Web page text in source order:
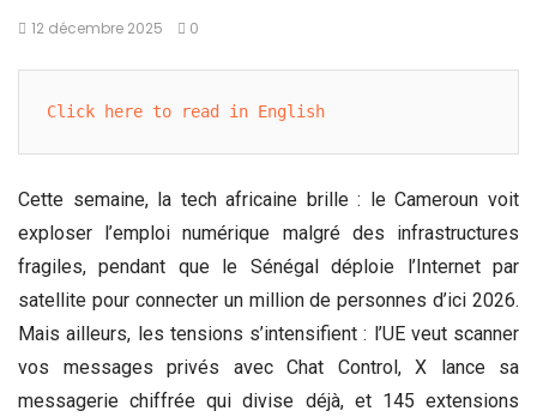
12 décembre 2025 0
Click here to read in English
Cette semaine, la tech africaine brille : le Cameroun voit
exploser l’emploi numérique malgré des infrastructures
fragiles, pendant que le Sénégal déploie l’Internet par
satellite pour connecter un million de personnes d’ici 2026.
Mais ailleurs, les tensions s’intensifient : l’UE veut scanner
vos messages privés avec Chat Control, X lance sa
messagerie chiffrée qui divise déjà, et 145 extensions